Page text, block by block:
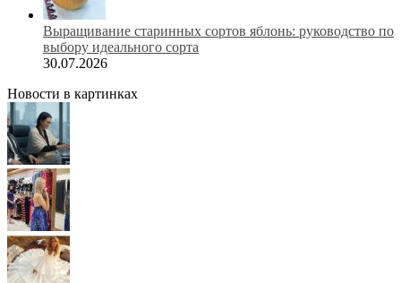
Выращивание старинных сортов яблонь: руководство по
выбору идеального сорта
30.07.2026
Новости в картинках